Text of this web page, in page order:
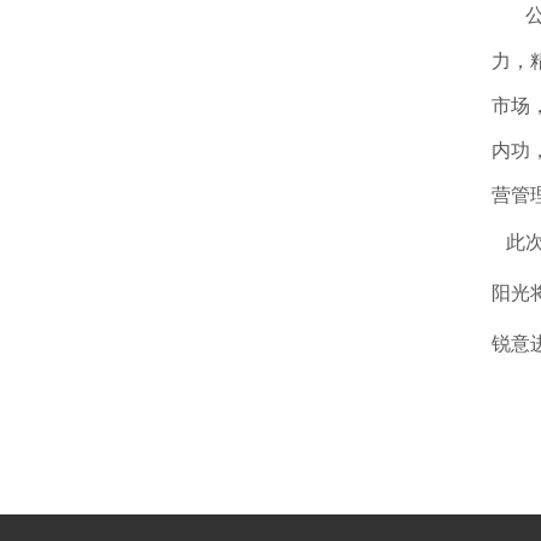
力，
市场
内功
营管
此
阳光
锐意